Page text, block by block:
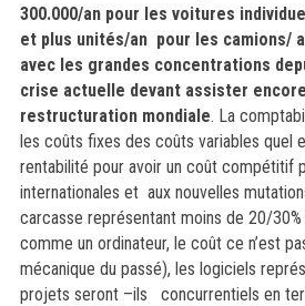
300.000/an pour les voitures
et plus unités/an pour les camions/
avec les grandes concentrations
crise actuelle devant assister
restructuration mondiale. La
les coûts fixes des coûts variables quel
rentabilité pour avoir un coût compétitif
internationales et aux nouvelles
carcasse représentant moins de 20/
comme un ordinateur, le coût ce n’est
mécanique du passé), les logiciels
projets seront –ils concurrentiels en